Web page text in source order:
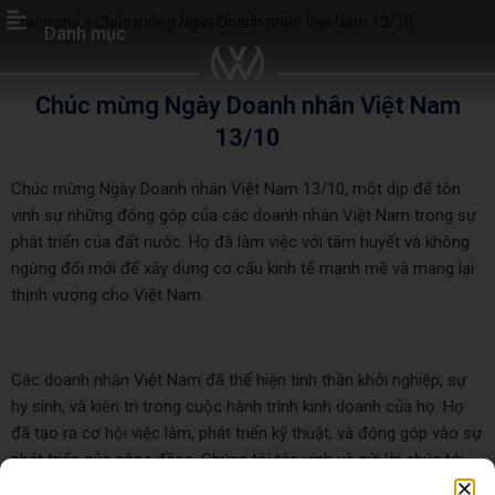
Danh mục
Trang chủ
Chúc mừng Ngày Doanh nhân Việt Nam
13/10
Chúc mừng Ngày Doanh nhân Việt Nam 13/10, một dịp để tôn
vinh sự những đóng góp của các doanh nhân Việt Nam trong sự
phát triển của đất nước. Họ đã làm việc với tâm huyết và không
ngừng đổi mới để xây dựng cơ cấu kinh tế mạnh mẽ và mang lại
thịnh vượng cho Việt Nam.
Các doanh nhân Việt Nam đã thể hiện tinh thần khởi nghiệp, sự
hy sinh, và kiên trì trong cuộc hành trình kinh doanh của họ. Họ
đã tạo ra cơ hội việc làm, phát triển kỹ thuật, và đóng góp vào sự
phát triển của cộng đồng. Chúng tôi tôn vinh và gửi lời chúc tới